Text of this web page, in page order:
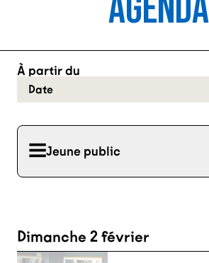
AGENDA
À partir du
Date
Jeune public
Dimanche 2 février